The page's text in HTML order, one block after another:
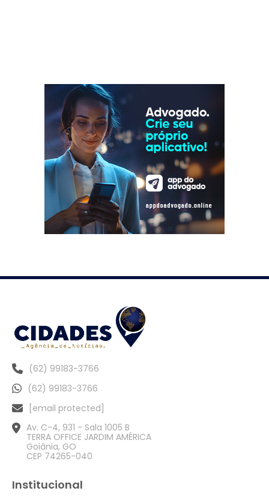
(62) 99183-3766
(62) 99183-3766
[email protected]
Av. C-4, 931 - Sala 1005 B
TERRA OFFICE JARDIM AMÉRICA
Goiânia, GO
CEP 74265-040
Institucional